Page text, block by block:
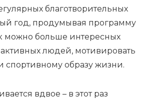
благотворительных
год, продумывая программу
можно больше интересных
людей, мотивировать
образу жизни.
вдвое – в этот раз